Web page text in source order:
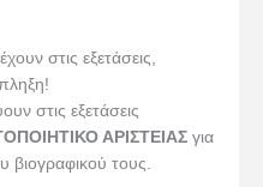
στις εξετάσεις,
στις εξετάσεις
ΑΡΙΣΤΕΙΑΣ για
βιογραφικού τους.